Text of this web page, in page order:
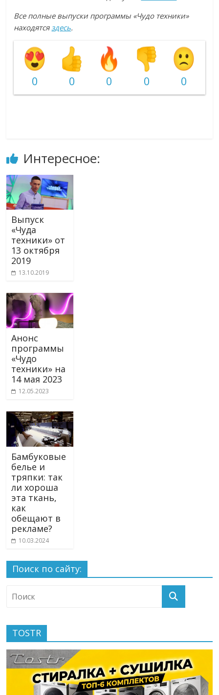
Все полные выпуски программы «Чудо техники»
находятся здесь.
0 0 0 0 0
Интересное:
Выпуск
«Чуда
техники» от
13 октября
2019
13.10.2019
Анонс
программы
«Чудо
техники» на
14 мая 2023
12.05.2023
Бамбуковые
белье и
тряпки: так
ли хороша
эта ткань,
как
обещают в
рекламе?
10.03.2024
Поиск по сайту:
TOSTR